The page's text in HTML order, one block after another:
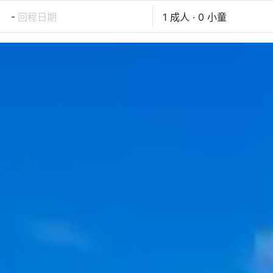
- 回程日期 1 成人 · 0 小童